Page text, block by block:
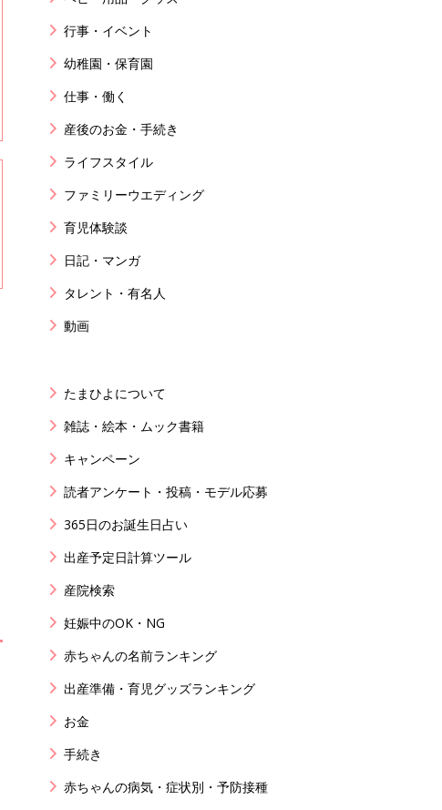
行事・イベント
幼稚園・保育園
仕事・働く
産後のお金・手続き
ライフスタイル
ファミリーウエディング
育児体験談
日記・マンガ
タレント・有名人
動画
たまひよについて
雑誌・絵本・ムック書籍
キャンペーン
読者アンケート・投稿・モデル応募
365日のお誕生日占い
出産予定日計算ツール
産院検索
妊娠中のOK・NG
赤ちゃんの名前ランキング
出産準備・育児グッズランキング
お金
手続き
赤ちゃんの病気・症状別・予防接種